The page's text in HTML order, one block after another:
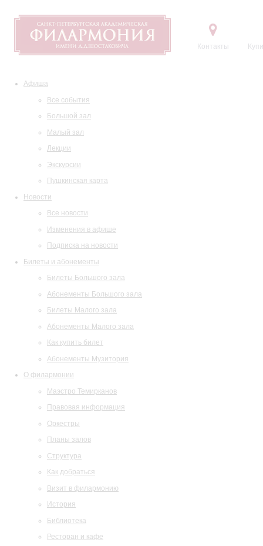
Контакты
Афиша
Все события
Большой зал
Малый зал
Лекции
Экскурсии
Пушкинская карта
Новости
Все новости
Изменения в афише
Подписка на новости
Билеты и абонементы
Билеты Большого зала
Абонементы Большого зала
Билеты Малого зала
Абонементы Малого зала
Как купить билет
Абонементы Музитория
О филармонии
Маэстро Темирканов
Правовая информация
Оркестры
Планы залов
Структура
Как добраться
Визит в филармонию
История
Библиотека
Ресторан и кафе